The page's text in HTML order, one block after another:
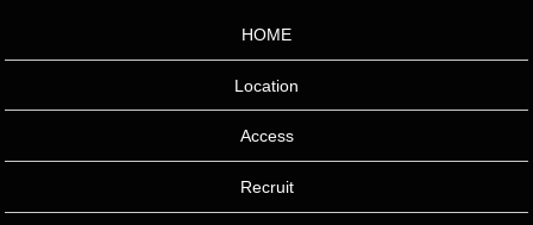
HOME
Location
Access
Recruit